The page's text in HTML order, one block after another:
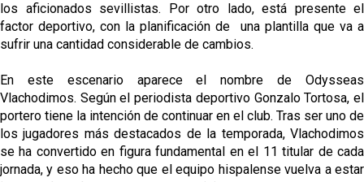
los aficionados sevillistas. Por otro lado, está presente el
factor deportivo, con la planificación de una plantilla que va a
sufrir una cantidad considerable de cambios.
En este escenario aparece el nombre de Odysseas
Vlachodimos. Según el periodista deportivo Gonzalo Tortosa, el
portero tiene la intención de continuar en el club. Tras ser uno de
los jugadores más destacados de la temporada, Vlachodimos
se ha convertido en figura fundamental en el 11 titular de cada
jornada, y eso ha hecho que el equipo hispalense vuelva a estar